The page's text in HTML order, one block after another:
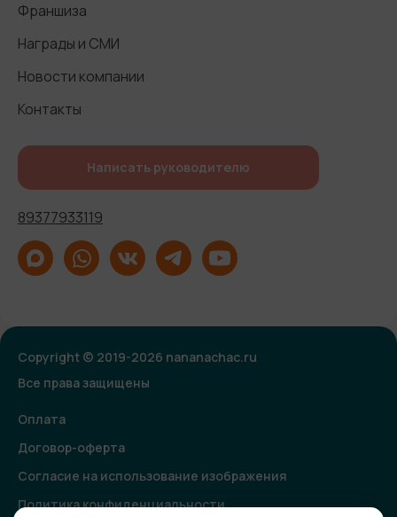
Франшиза
Награды и СМИ
Новости компании
Контакты
Написать руководителю
89377933119
Copyright © 2019-2026 nananachac.ru
Все права защищены
Оплата
Договор-оферта
Согласие на использование изображения
Политика конфиденциальности